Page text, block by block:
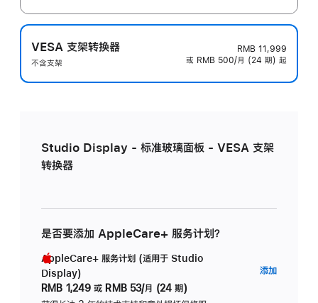
VESA 支架转换器
不含支架
RMB 11,999
或 RMB 500/月 (24 期) 起
Studio Display - 标准玻璃面板 - VESA 支架
转换器
是否要添加 AppleCare+ 服务计划？
AppleCare+ 服务计划 (适用于 Studio
Display)
RMB 1,249 或 RMB 53/月 (24 期)
添加